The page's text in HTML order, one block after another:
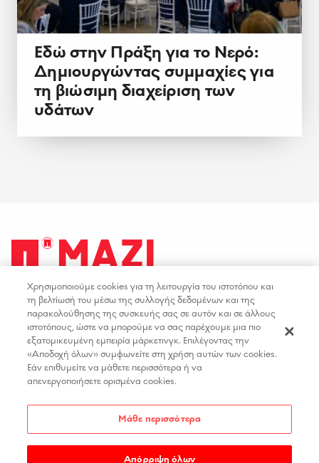
Εδώ στην Πράξη για το Νερό:
Δημιουργώντας συμμαχίες για
τη βιώσιμη διαχείριση των
υδάτων
ΟΡΟΙ ΧΡΗΣΗΣ
ΠΟΛΙΤΙΚΗ ΑΠΟΡΡΗΤΟΥ
ΔΗΛΩΣΗ ΠΡΟΣΒΑΣΙΜΟΤΗΤΑΣ
ΕΠΙΚΟΙΝΩΝΙΑ
ΘΕΣΕΙΣ ΕΡΓΑΣΙΑΣ
facebookyoutubeinstagramlinkedin
Χρησιμοποιούμε cookies για τη λειτουργία του ιστοτόπου και
τη βελτίωσή του μέσω της συλλογής δεδομένων και της
παρακολούθησης της συσκευής σας σε αυτόν και σε άλλους
ιστοτόπους, ώστε να μπορούμε να σας παρέχουμε μια πιο
εξατομικευμένη εμπειρία μάρκετινγκ. Επιλέγοντας την
«Αποδοχή όλων» συμφωνείτε στη χρήση αυτών των cookies.
Εάν επιθυμείτε να μάθετε περισσότερα ή να
απενεργοποιήσετε ορισμένα cookies.
Μάθε περισσότερα
Απόρριψη όλων